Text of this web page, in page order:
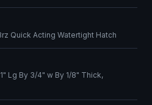
Quick Acting Watertight Hatch
Lg By 3/4" w By 1/8" Thick,